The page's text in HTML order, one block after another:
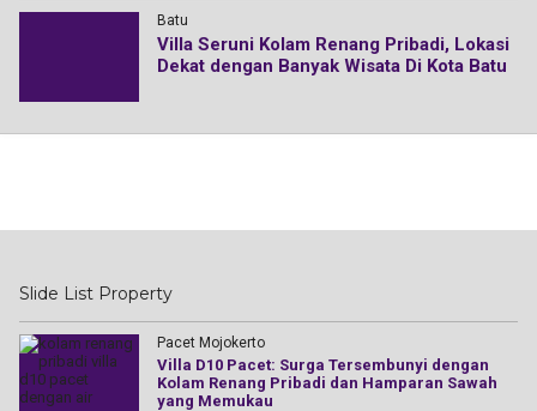
Batu
Villa Seruni Kolam Renang Pribadi, Lokasi
Dekat dengan Banyak Wisata Di Kota Batu
Slide List Property
Pacet Mojokerto
Villa D10 Pacet: Surga Tersembunyi dengan
Kolam Renang Pribadi dan Hamparan Sawah
yang Memukau